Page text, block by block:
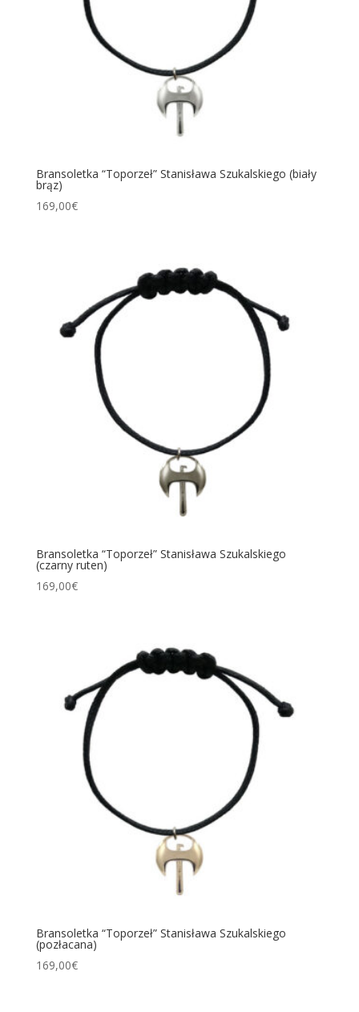
Bransoletka “Toporzeł” Stanisława Szukalskiego (biały
brąz)
169,00€
Bransoletka “Toporzeł” Stanisława Szukalskiego
(czarny ruten)
169,00€
Bransoletka “Toporzeł” Stanisława Szukalskiego
(pozłacana)
169,00€